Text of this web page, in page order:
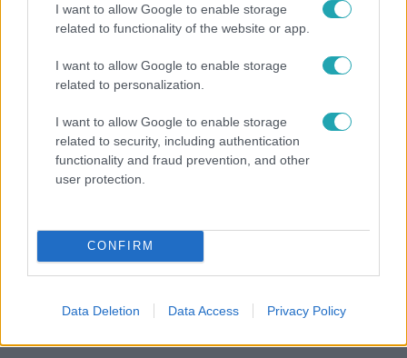
I want to allow Google to enable storage
related to functionality of the website or app.
I want to allow Google to enable storage
related to personalization.
I want to allow Google to enable storage
related to security, including authentication
functionality and fraud prevention, and other
user protection.
CONFIRM
Data Deletion Data Access Privacy Policy
2015. november 19. 20:15
Előző rész (2015. november 19.)
túlterhelt Júlia nem várt meglepetést kap a családjától.